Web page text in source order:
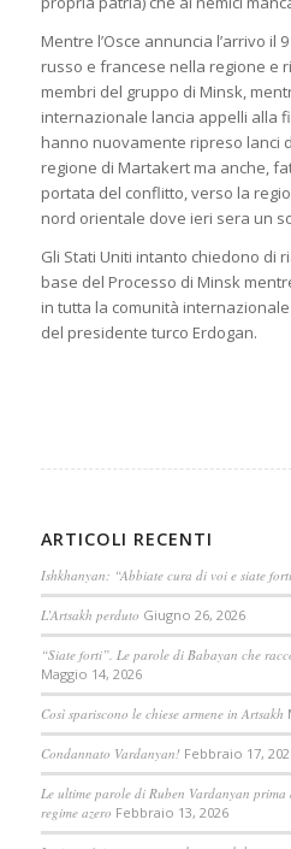
Mentre l’Osce annuncia l’arrivo il
russo e francese nella regione e
membri del gruppo di Minsk,
internazionale lancia appelli alla
hanno nuovamente ripreso lanci
regione di Martakert ma anche,
portata del conflitto, verso la
nord orientale dove ieri sera un
Gli Stati Uniti intanto chiedono di
base del Processo di Minsk
in tutta la comunità
del presidente turco Erdogan.
ARTICOLI RECENTI
Ishkhanyan: “Abbiate cura di voi e siate
L’Artsakh perduto Giugno 26, 2026
“Siate forti”. Le parole di Babayan che
Maggio 14, 2026
Così spariscono le chiese armene in Artsakh
Condannato Vardanyan! Febbraio 17,
Le ultime parole di Ruben Vardanyan
regime azero Febbraio 13, 2026